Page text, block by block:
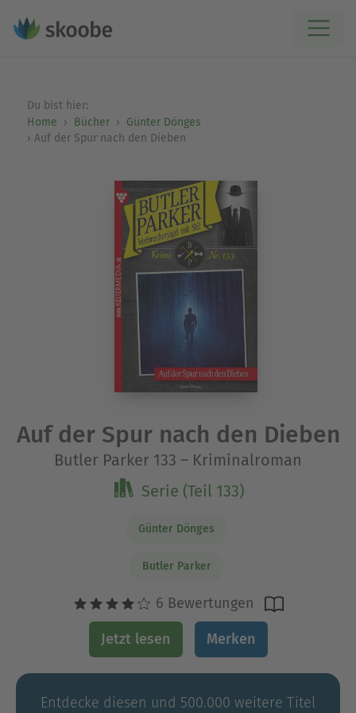
Du bist hier:
Home
Bücher
Günter Dönges
Auf der Spur nach den Dieben
Auf der Spur nach den Dieben
Butler Parker 133 – Kriminalroman
Serie (Teil 133)
Günter Dönges
Butler Parker
6 Bewertungen
Jetzt lesen Merken
Entdecke diesen und 500.000 weitere Titel